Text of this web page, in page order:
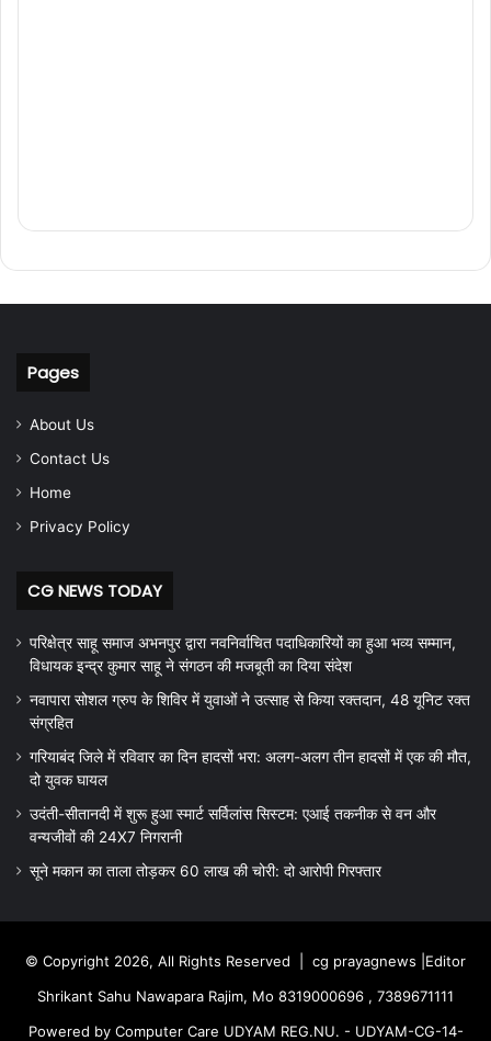
Pages
About Us
Contact Us
Home
Privacy Policy
CG NEWS TODAY
परिक्षेत्र साहू समाज अभनपुर द्वारा नवनिर्वाचित पदाधिकारियों का हुआ भव्य सम्मान,
विधायक इन्द्र कुमार साहू ने संगठन की मजबूती का दिया संदेश
नवापारा सोशल ग्रुप के शिविर में युवाओं ने उत्साह से किया रक्तदान, 48 यूनिट रक्त
संग्रहित
गरियाबंद जिले में रविवार का दिन हादसों भरा: अलग-अलग तीन हादसों में एक की मौत,
दो युवक घायल
उदंती-सीतानदी में शुरू हुआ स्मार्ट सर्विलांस सिस्टम: एआई तकनीक से वन और
वन्यजीवों की 24X7 निगरानी
सूने मकान का ताला तोड़कर 60 लाख की चोरी: दो आरोपी गिरफ्तार
© Copyright 2026, All Rights Reserved | cg prayagnews |Editor
Shrikant Sahu Nawapara Rajim, Mo 8319000696 , 7389671111
Powered by Computer Care UDYAM REG.NU. - UDYAM-CG-14-